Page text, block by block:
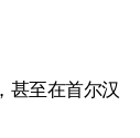
甚至在首尔汉